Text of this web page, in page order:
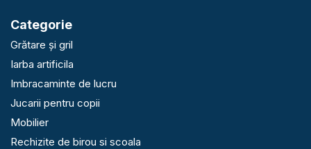
Categorie
Grătare și gril
Iarba artificila
Imbracaminte de lucru
Jucarii pentru copii
Mobilier
Rechizite de birou si scoala